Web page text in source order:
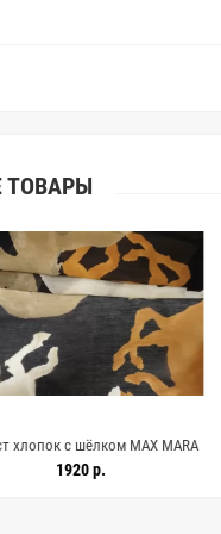
ТОВАРЫ
MAX MARA
H2/4 O30
Батист хлопок